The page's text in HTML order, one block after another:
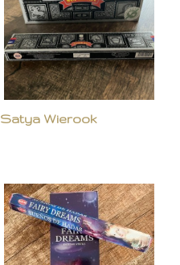
Satya Wierook